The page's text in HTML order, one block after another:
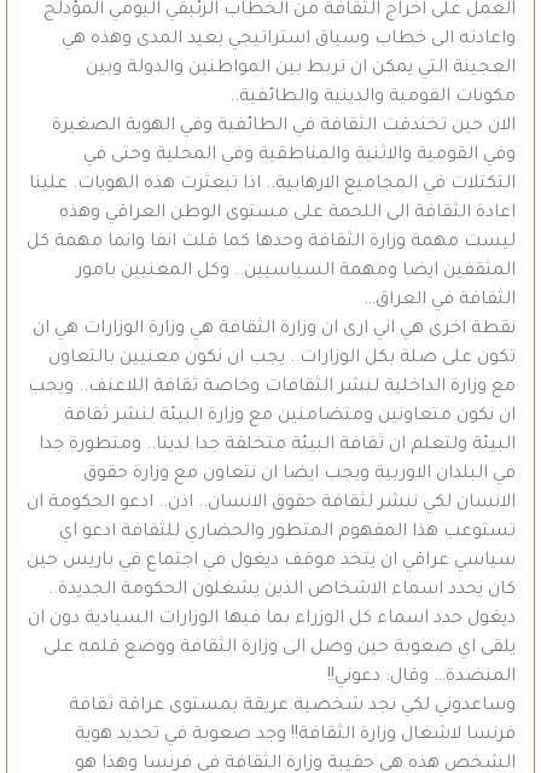
العمل على اخراج الثقافة من الخطاب الزئبقي اليومي المؤدلج
واعادته الى خطاب وسياق استراتيجي بعيد المدى وهذه هي
العجينة التي يمكن ان تربط بين المواطنين والدولة وبين
مكونات القومية والدينية والطائفية..
الان حين تخندقت الثقافة في الطائفية وفي الهوية الصغيرة
وفي القومية والاثنية والمناطقية وفي المحلية وحتى في
التكتلات في المجاميع الارهابية.. اذا تبعثرت هذه الهويات. علينا
اعادة الثقافة الى اللحمة على مستوى الوطن العراقي وهذه
ليست مهمة وزارة الثقافة وحدها كما قلت انفا وانما مهمة كل
المثقفين ايضا ومهمة السياسيين.. وكل المعنيين بامور
الثقافة في العراق…
نقطة اخرى هي اني ارى ان وزارة الثقافة هي وزارة الوزارات هي ان
تكون على صلة بكل الوزارات.. يجب ان نكون معنيين بالتعاون
مع وزارة الداخلية لنشر الثقافات وخاصة ثقافة اللاعنف.. ويجب
ان نكون متعاونين ومتضامنين مع وزارة البيئة لنشر ثقافة
البيئة ولتعلم ان ثقافة البيئة متخلفة جدا لدينا.. ومتطورة جدا
في البلدان الاوربية ويجب ايضا ان نتعاون مع وزارة حقوق
الانسان لكي ننشر لثقافة حقوق الانسان.. اذن.. ادعو الحكومة ان
تستوعب هذا المفهوم المتطور والحضاري للثقافة ادعو اي
سياسي عراقي ان يتخذ موقف ديغول في اجتماع في باريس حين
كان يحدد اسماء الاشخاص الذين يشغلون الحكومة الجديدة..
ديغول حدد اسماء كل الوزراء بما فيها الوزارات السيادية دون ان
يلقى اي صعوبة حين وصل الى وزارة الثقافة ووضع قلمه على
المنضدة… وقال: دعوني!!
وساعدوني لكي نجد شخصية عريقة بمستوى عراقة ثقافة
فرنسا لاشغال وزارة الثقافة!! وجد صعوبة في تحديد هوية
الشخص هذه هي حقيبة وزارة الثقافة في فرنسا وهذا هو